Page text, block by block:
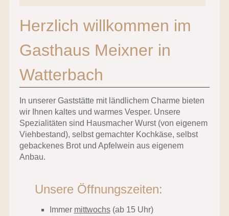
Herzlich willkommen im
Gasthaus Meixner in
Watterbach
In unserer Gaststätte mit ländlichem Charme bieten
wir Ihnen kaltes und warmes Vesper. Unsere
Spezialitäten sind Hausmacher Wurst (von eigenem
Viehbestand), selbst gemachter Kochkäse, selbst
gebackenes Brot und Apfelwein aus eigenem
Anbau.
Unsere Öffnungszeiten:
Immer mittwochs(ab 15 Uhr)